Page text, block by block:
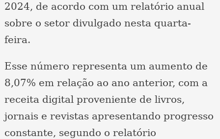
2024, de acordo com um relatório anual
sobre o setor divulgado nesta quarta-
feira.
Esse número representa um aumento de
8,07% em relação ao ano anterior, com a
receita digital proveniente de livros,
jornais e revistas apresentando progresso
constante, segundo o relatório